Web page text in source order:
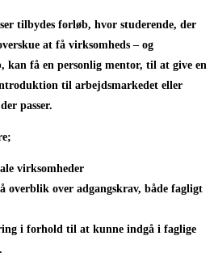
tilbydes forløb, hvor studerende, der
at få virksomheds – og
kan få en personlig mentor, til at give en
til arbejdsmarkedet eller
passer.
virksomheder
over adgangskrav, både fagligt
i forhold til at kunne indgå i faglige